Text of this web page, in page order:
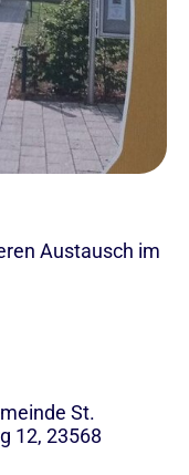
Austausch im
St.
12, 23568